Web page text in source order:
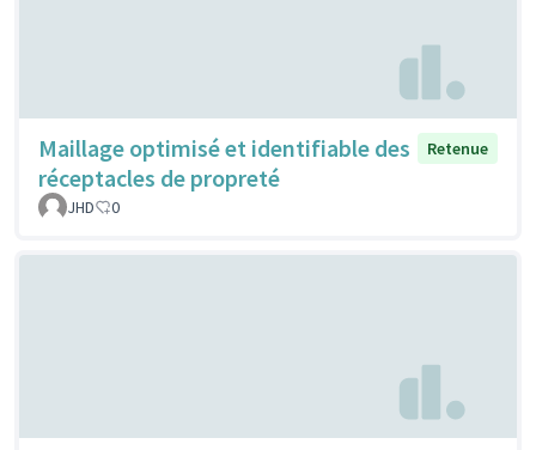
Maillage optimisé et identifiable des
réceptacles de propreté
Retenue
JHD 0